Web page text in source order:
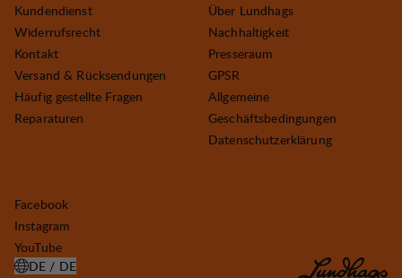
Kundendienst
Widerrufsrecht
Kontakt
Versand & Rücksendungen
Häufig gestellte Fragen
Reparaturen
Über Lundhags
Nachhaltigkeit
Presseraum
GPSR
Allgemeine
Geschäftsbedingungen
Datenschutzerklärung
Facebook
Instagram
YouTube
DE / DE
LAND AUSWÄHLEN ÖFFNEN